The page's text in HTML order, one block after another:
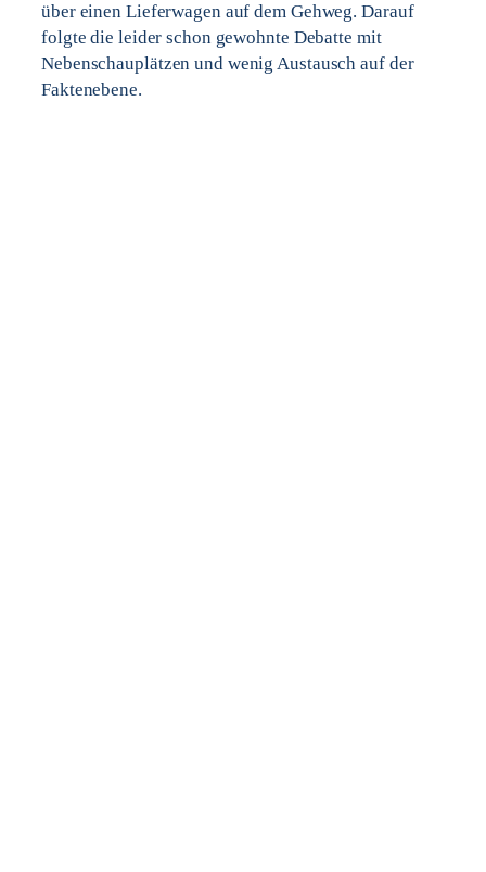
über einen Lieferwagen auf dem Gehweg. Darauf
folgte die leider schon gewohnte Debatte mit
Nebenschauplätzen und wenig Austausch auf der
Faktenebene.